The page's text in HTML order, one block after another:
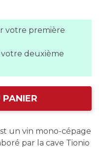
votre première
deuxième
un vin mono-cépage
par la cave Tionio